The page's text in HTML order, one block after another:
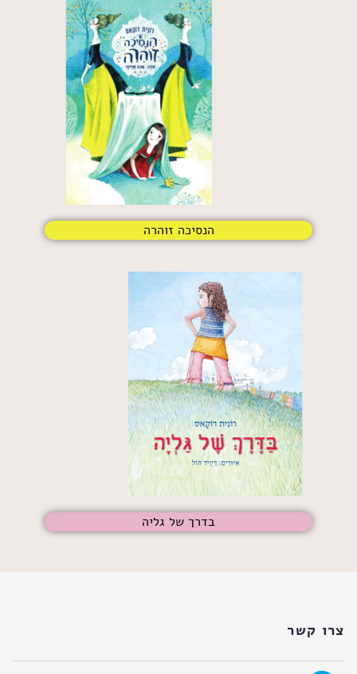
הנסיכה זוהרה
בדרך של גליה
צרו קשר